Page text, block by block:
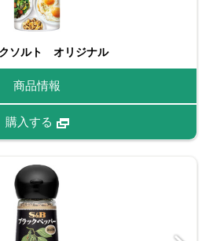
ソルト オリジナル
商品情報
購入する